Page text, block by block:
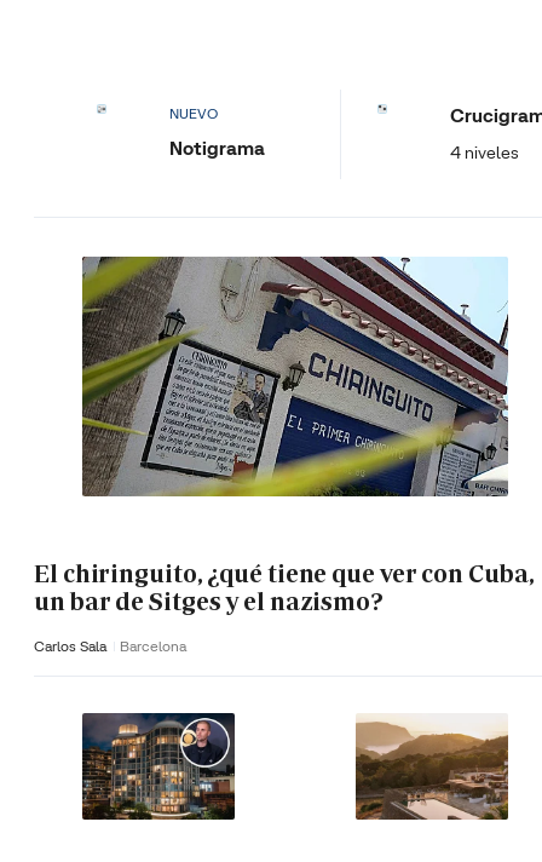
NUEVO
Notigrama 4 niveles
El chiringuito, ¿qué tiene que ver con Cuba,
un bar de Sitges y el nazismo?
Carlos Sala Barcelona